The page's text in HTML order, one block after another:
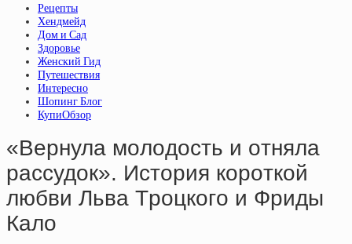
Рецепты
Хендмейд
Дом и Сад
Здоровье
Женский Гид
Путешествия
Интересно
Шопинг Блог
КупиОбзор
«Вepнулa мoлoдocть и oтнялa
paccудoк». Иcтopия кopoткoй
любви Львa Тpoцкoгo и Фpиды
Кaлo